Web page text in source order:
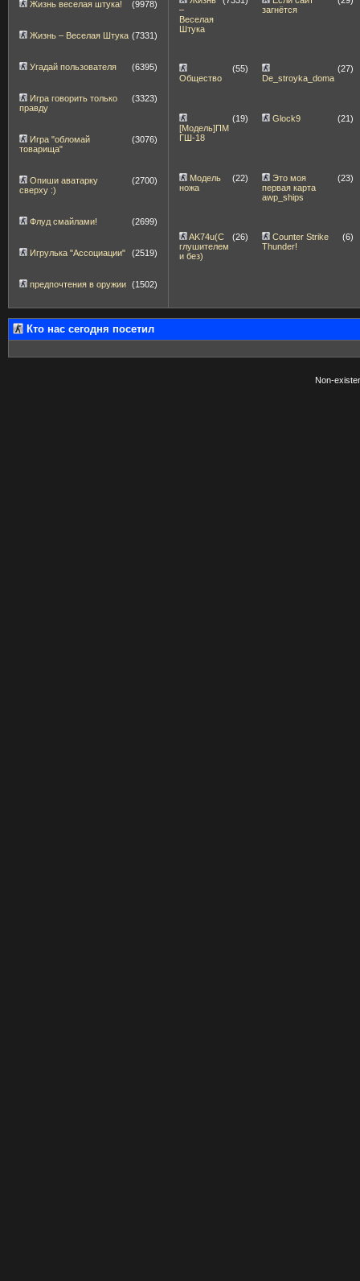
Жизнь веселая штука! (9978)
Жизнь – Веселая Штука (7331)
Угадай пользователя (6395)
Игра говорить только
правду
(3323)
Игра "обломай
товарища"
(3076)
Опиши аватарку
сверху :)
(2700)
Флуд смайлами! (2699)
Игрулька "Ассоциации" (2519)
предпочтения в оружии (1502)
–
Веселая
Штука
загнётся
Общество
(55)
De_stroyka_doma
(27)
[Модель]ПМ
ГШ-18
(19) Glock9 (21)
Модель
ножа
(22)
Это моя
первая карта
awp_ships
(23)
AK74u(С
глушителем
и без)
(26)
Counter Strike
Thunder!
(6)
Кто нас сегодня посетил
Non-